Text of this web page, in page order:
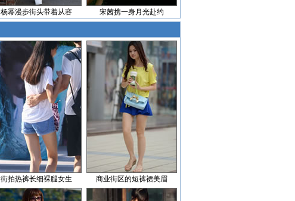
杨幂漫步街头带着从容 宋茜携一身月光赴约
街拍热裤长细裸腿女生 商业街区的短裤裙美眉